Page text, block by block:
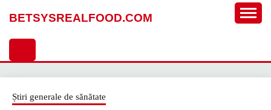
BETSYSREALFOOD.COM
Știri generale de sănătate